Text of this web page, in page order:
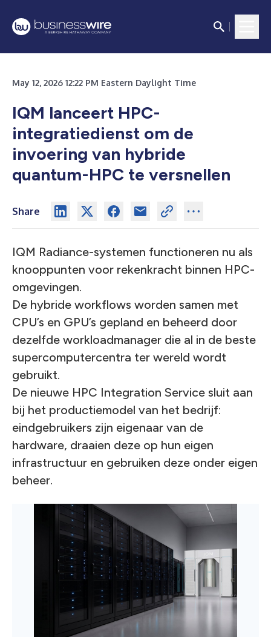
May 12, 2026 12:22 PM Eastern Daylight Time
IQM lanceert HPC-
integratiedienst om de
invoering van hybride
quantum-HPC te versnellen
Share
IQM Radiance-systemen functioneren nu als
knooppunten voor rekenkracht binnen HPC-
omgevingen.
De hybride workflows worden samen met
CPU’s en GPU’s gepland en beheerd door
dezelfde workloadmanager die al in de beste
supercomputercentra ter wereld wordt
gebruikt.
De nieuwe HPC Integration Service sluit aan
bij het productiemodel van het bedrijf:
eindgebruikers zijn eigenaar van de
hardware, draaien deze op hun eigen
infrastructuur en gebruiken deze onder eigen
beheer.